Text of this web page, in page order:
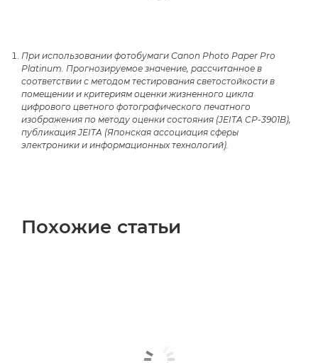
При использовании фотобумаги Canon Photo Paper Pro
Platinum. Прогнозируемое значение, рассчитанное в
соответствии с методом тестирования светостойкости в
помещении и критериям оценки жизненного цикла
цифрового цветного фотографического печатного
изображения по методу оценки состояния (JEITA CP-3901B),
публикация JEITA (Японская ассоциация сферы
электроники и информационных технологий).
Похожие статьи